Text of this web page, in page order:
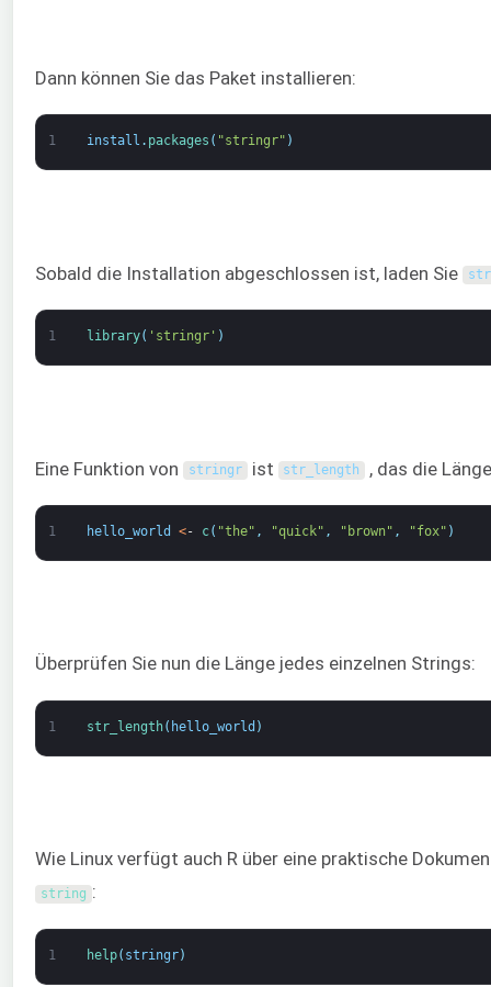
Dann können Sie das Paket installieren:
1 install . packages ( "stringr" )
Sobald die Installation abgeschlossen ist, laden Sie
1 library( 'stringr' )
Eine Funktion von stringr ist str_length , das die
1 hello_world <- c( "the" , "quick" , "brown" , "fox" )
Überprüfen Sie nun die Länge jedes einzelnen Strings:
1 str_length( hello_world )
Wie Linux verfügt auch R über eine praktische
string :
1 help( stringr)